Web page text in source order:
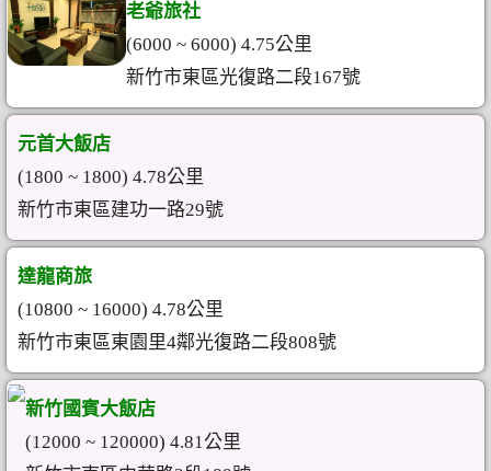
老爺旅社
(6000 ~ 6000) 4.75公里
新竹市東區光復路二段167號
元首大飯店
(1800 ~ 1800) 4.78公里
新竹市東區建功一路29號
達龍商旅
(10800 ~ 16000) 4.78公里
新竹市東區東園里4鄰光復路二段808號
新竹國賓大飯店
(12000 ~ 120000) 4.81公里